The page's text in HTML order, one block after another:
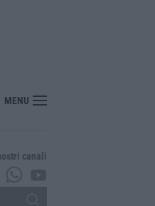
Giulio Grande
MENU
canali